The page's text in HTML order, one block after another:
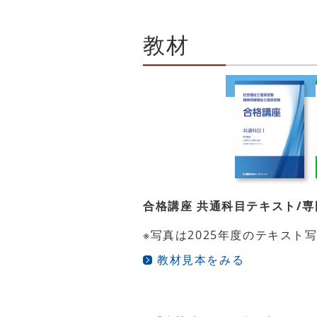
教材
合格講座 共通科目テキスト/
※写真は2025年度のテキスト
教材見本をみる